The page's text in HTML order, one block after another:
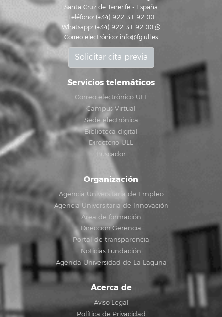
Santa Cruz de Tenerife - España
Teléfono: (+34) 922 31 92 00
Whatsapp: (+34) 922 31 92 00
Correo electrónico: info@fg.ull.es
Solicitar cita previa
Servicios telemáticos
Correo electrónico ULL
Campus Virtual
Sede electrónica
Biblioteca digital
Directorio ULL
Buscador
Organización
Agencia Universitaria de Empleo
Agencia Universitaria de Innovación
Área de formación
Dirección Gerencia
Portal de transparencia
Noticias Fundación
Agenda Universidad de La Laguna
Acerca de
Aviso Legal
Política de Privacidad